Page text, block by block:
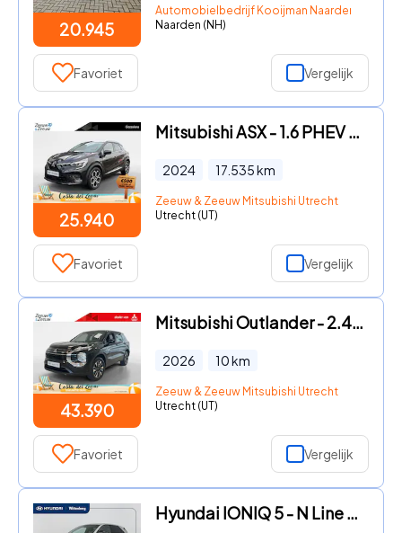
20.945
Automobielbedrijf Kooijman Naarden B.V.
Naarden (NH)
Favoriet Vergelijk
25.940
Mitsubishi ASX - 1.6 PHEV AT Intense+ | GARANTIE 2032 | STOELVERWARMING | CAM
2024 17.535km
Zeeuw & Zeeuw Mitsubishi Utrecht
Utrecht (UT)
Favoriet Vergelijk
43.390
Mitsubishi Outlander - 2.4 PHEV | PURE | DIRECT LEVERBAAR | PRIJS INCL 5.000 EURO K
2026 10km
Zeeuw & Zeeuw Mitsubishi Utrecht
Utrecht (UT)
Favoriet Vergelijk
Hyundai IONIQ 5 - N Line Business 84 kWh | Apple Carplay/ Android Auto | licht